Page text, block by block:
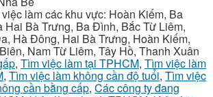
làm các khu vực: Hoàn Kiếm, Ba
Bà Trưng, Ba Đình, Bắc Từ Liêm,
Hà Đông, Hai Bà Trưng, Hoàn Kiếm,
Nam Từ Liêm, Tây Hồ, Thanh Xuân
, Tìm việc làm tại TPHCM, Tìm việc làm
, Tìm việc làm không cần độ tuổi, Tìm việc
cần bằng cấp, Các công ty đang